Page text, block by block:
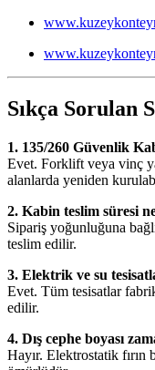
Sıkça Sorulan
1. 135/260 Güvenlik
Evet. Forklift veya vinç
alanlarda yeniden
2. Kabin teslim süresi
Sipariş yoğunluğuna
teslim edilir.
3. Elektrik ve su
Evet. Tüm tesisatlar
edilir.
4. Dış cephe boyası
Hayır. Elektrostatik fırın